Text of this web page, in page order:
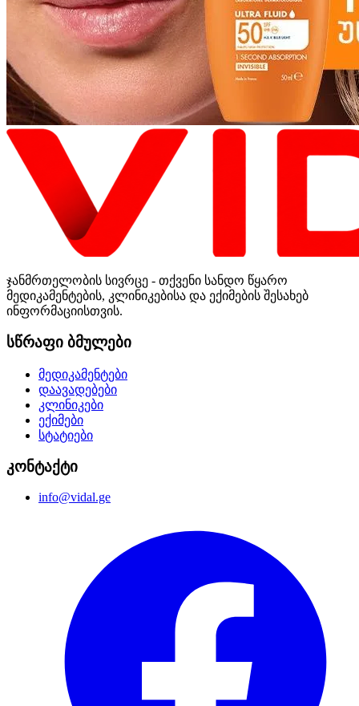
ჯანმრთელობის სივრცე - თქვენი სანდო წყარო
მედიკამენტების, კლინიკებისა და ექიმების შესახებ
ინფორმაციისთვის.
სწრაფი ბმულები
მედიკამენტები
დაავადებები
კლინიკები
ექიმები
სტატიები
კონტაქტი
info@vidal.ge